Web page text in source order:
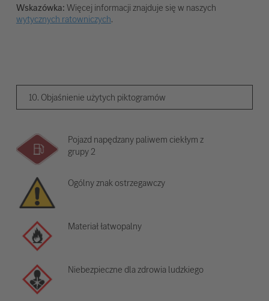
Wskazówka:Więcej informacji znajduje się w naszych
wytycznych ratowniczych.
10. Objaśnienie użytych piktogramów
Pojazd napędzany paliwem ciekłym z
grupy 2
Ogólny znak ostrzegawczy
Materiał łatwopalny
Niebezpieczne dla zdrowia ludzkiego